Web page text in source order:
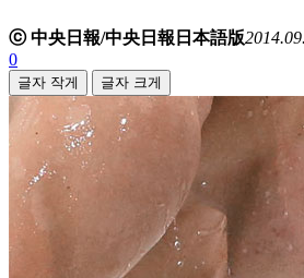
ⓒ 中央日報/中央日報日本語版
0
글자 작게 글자 크게